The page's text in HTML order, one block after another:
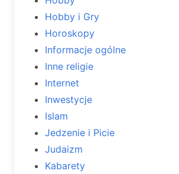
Hobby i Gry
Horoskopy
Informacje ogólne
Inne religie
Internet
Inwestycje
Islam
Jedzenie i Picie
Judaizm
Kabarety